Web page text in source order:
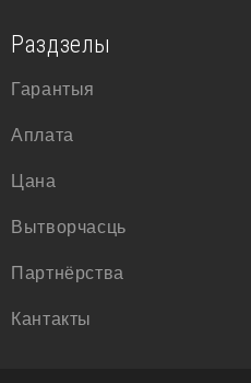
Раздзелы
Гарантыя
Аплата
Цана
Вытворчасць
Партнёрства
Кантакты